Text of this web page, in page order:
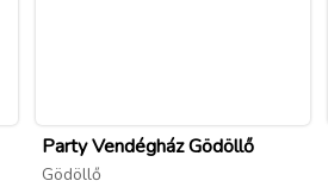
Party Vendégház Gödöllő
Gödöllő